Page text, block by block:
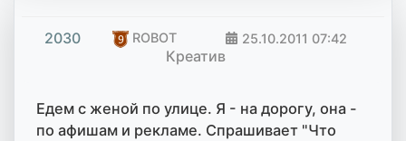
2030 ROBOT 25.10.2011 07:42
Креатив
Едем с женой по улице. Я - на дорогу, она -
по афишам и рекламе. Спрашивает "Что